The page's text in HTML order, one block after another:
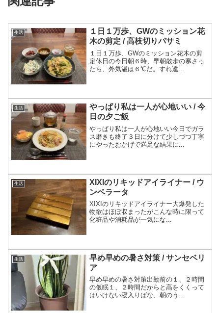
生活
１日１万歩、GWのミッション花
木の剪定 / 高枝切りバサミ
１日１万歩、GWのミッション花木の剪
定休日の今日朝６時、早朝散歩の寒さっ
たら、外気温は６℃だ。すれ違...
生活
やっぱり私は一人が心地いい / 今
日の夕ご飯
やっぱり私は一人が心地いい今日でガラ
ス磨きも終了３日に分けて少しづつ丁寧
にやったおかげで満足な結果に...
生活
XIXIのリキッドアイライナー / ウ
ンベラータ
XIXIのリキッドアイライナー大爆発した
物欲はほぼ収まったがこんな時に限って
化粧品や消耗品が一気にな...
生活
早め早めの暑さ対策 / サンセベリ
ア
早め早めの暑さ対策出勤前の１、２時間
の仮眠１、２時間だからと高をくくって
はいけない寝入りばな、朝のう...